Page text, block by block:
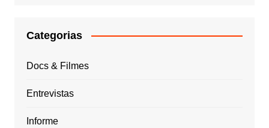
Categorias
Docs & Filmes
Entrevistas
Informe